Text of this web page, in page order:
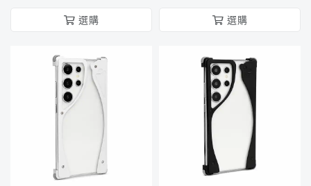
選購
選購